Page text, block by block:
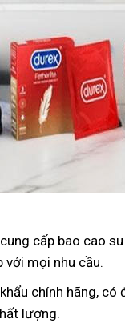
cấp bao cao
với mọi nhu cầu.
chính hãng,
lượng.